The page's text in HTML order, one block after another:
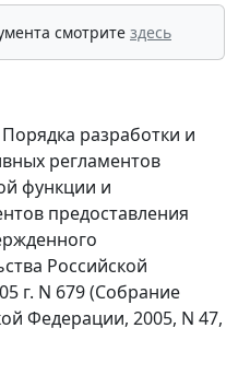
смотрите здесь
разработки и
регламентов
функции и
предоставления
Российской
г. N 679 (Собрание
Федерации, 2005, N 47,